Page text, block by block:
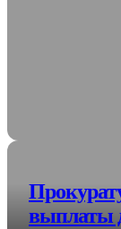
выплаты